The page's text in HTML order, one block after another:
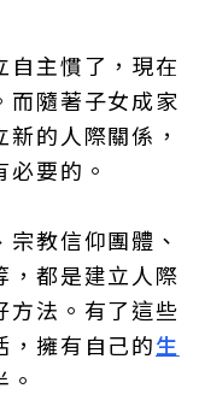
自主慣了，現在
而隨著子女成家
新的人際關係，
要的。
教信仰團體、
，都是建立人際
方法。有了這些
，擁有自己的生